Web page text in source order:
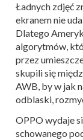
Ładnych zdjęć
ekranem nie
Dlatego
algorytmów,
przez
skupili się
AWB, by w jak
odblaski,
OPPO wydaje
schowanego